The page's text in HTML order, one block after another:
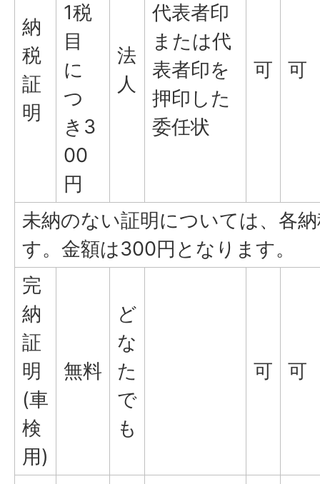
納
税
証
明
1税
目
に
つ
き3
00
円
法
人
代表者印
または代
表者印を
押印した
委任状
可 可
未納のない証明については、各
す。金額は300円となります。
完
納
証
明
(車
検
用)
無料
ど
な
た
で
も
可 可